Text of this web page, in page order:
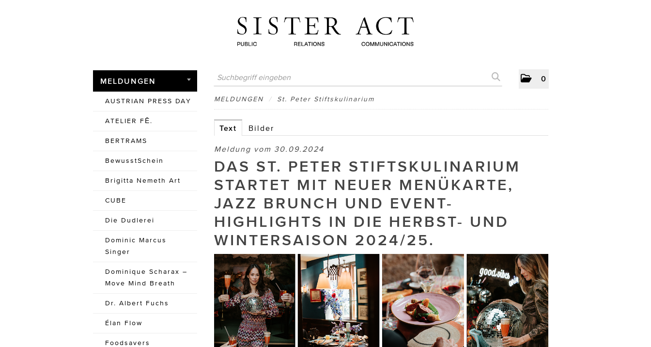
0
MELDUNGEN
AUSTRIAN PRESS DAY
ATELIER FĒ.
BERTRAMS
BewusstSchein
Brigitta Nemeth Art
CUBE
Die Dudlerei
Dominic Marcus
Singer
Dominique Scharax –
Move Mind Breath
Dr. Albert Fuchs
Élan Flow
Foodsavers
MELDUNGEN / St. Peter Stiftskulinarium
Text Bilder
Meldung vom 30.09.2024
DAS ST. PETER STIFTSKULINARIUM
STARTET MIT NEUER MENÜKARTE,
JAZZ BRUNCH UND EVENT-
HIGHLIGHTS IN DIE HERBST- UND
WINTERSAISON 2024/25.